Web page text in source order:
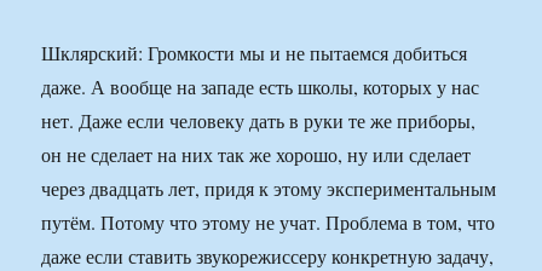
Шклярский: Громкости мы и не пытаемся добиться
даже. А вообще на западе есть школы, которых у нас
нет. Даже если человеку дать в руки те же приборы,
он не сделает на них так же хорошо, ну или сделает
через двадцать лет, придя к этому экспериментальным
путём. Потому что этому не учат. Проблема в том, что
даже если ставить звукорежиссеру конкретную задачу,